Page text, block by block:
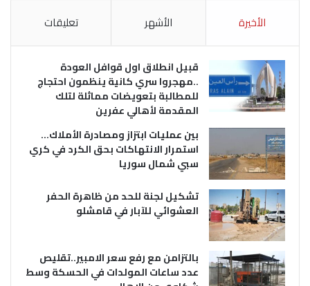
الأخيرة الأشهر تعليقات
قبيل انطلاق اول قوافل العودة
..مهجروا سري كانية ينظمون احتجاج
للمطالبة بتعويضات مماثلة لتلك
المقدمة لأهالي عفرين
بين عمليات ابتزاز ومصادرة الأملاك…
استمرار الانتهاكات بحق الكرد في كري
سبي شمال سوريا
تشكيل لجنة للحد من ظاهرة الحفر
العشوائي للآبار في قامشلو
بالتزامن مع رفع سعر الامبير..تقليص
عدد ساعات المولدات في الحسكة وسط